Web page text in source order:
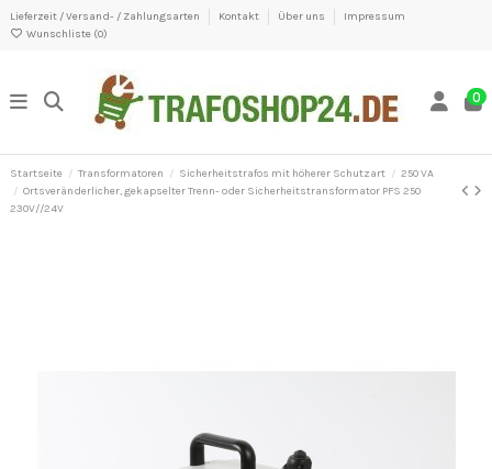
Lieferzeit / Versand- / Zahlungsarten Kontakt Über uns
Impressum
Wunschliste (0)
0
Startseite Transformatoren Sicherheitstrafos mit höherer Schutzart
250 VA
Ortsveränderlicher, gekapselter Trenn- oder Sicherheitstransformator PFS 250
230V//24V